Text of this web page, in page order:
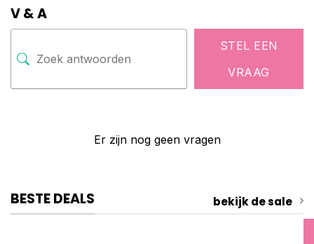
V & A
STEL EEN
VRAAG
Er zijn nog geen vragen
BESTE DEALS bekijk de sale